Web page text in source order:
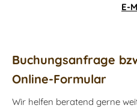
E-
Buchungsanfrage
Online-Formular
Wir helfen beratend gerne